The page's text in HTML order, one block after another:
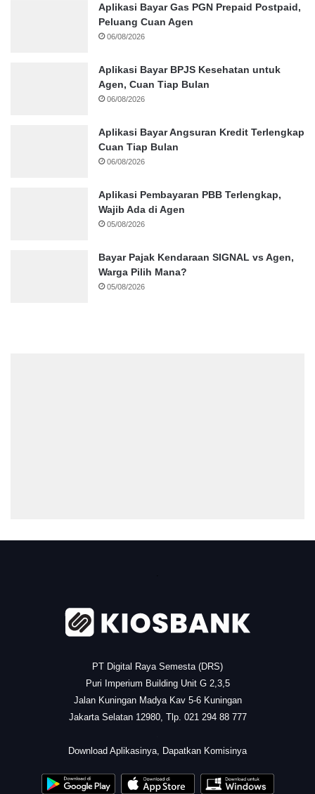
Aplikasi Bayar Gas PGN Prepaid Postpaid,
Peluang Cuan Agen
06/08/2026
Aplikasi Bayar BPJS Kesehatan untuk
Agen, Cuan Tiap Bulan
06/08/2026
Aplikasi Bayar Angsuran Kredit Terlengkap
Cuan Tiap Bulan
06/08/2026
Aplikasi Pembayaran PBB Terlengkap,
Wajib Ada di Agen
05/08/2026
Bayar Pajak Kendaraan SIGNAL vs Agen,
Warga Pilih Mana?
05/08/2026
PT Digital Raya Semesta (DRS)
Puri Imperium Building Unit G 2,3,5
Jalan Kuningan Madya Kav 5-6 Kuningan
Jakarta Selatan 12980, Tlp. 021 294 88 777
Download Aplikasinya, Dapatkan Komisinya